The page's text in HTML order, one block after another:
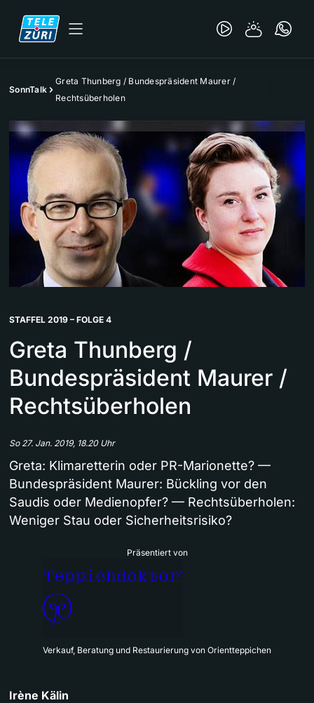
SonnTalk
Greta Thunberg / Bundespräsident Maurer /
Rechtsüberholen
STAFFEL 2019 – FOLGE 4
Greta Thunberg /
Bundespräsident Maurer /
Rechtsüberholen
So 27. Jan. 2019, 18.20 Uhr
Greta: Klimaretterin oder PR-Marionette? —
Bundespräsident Maurer: Bückling vor den
Saudis oder Medienopfer? — Rechtsüberholen:
Weniger Stau oder Sicherheitsrisiko?
Präsentiert von
Verkauf, Beratung und Restaurierung von Orientteppichen
Irène Kälin